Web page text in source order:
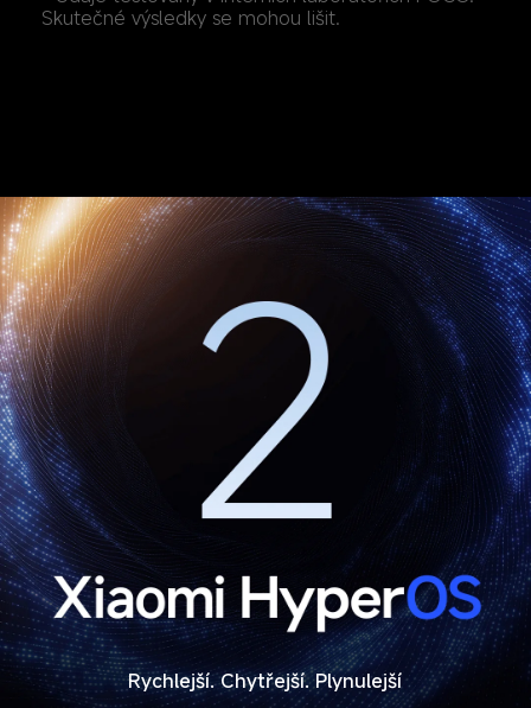
Skutečné výsledky se mohou lišit.
Rychlejší. Chytřejší. Plynulejší